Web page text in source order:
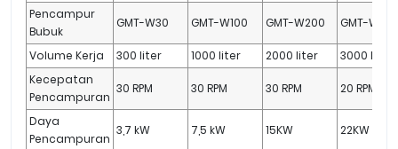
Pencampur
Bubuk
GMT-W30 GMT-W100 GMT-W200 GMT-
Volume Kerja 300 liter 1000 liter 2000 liter
3000 liter
Kecepatan
Pencampuran
30 RPM 30 RPM 30 RPM 20 RPM
Daya
Pencampuran
3,7 kW 7,5 kW 15KW 22KW